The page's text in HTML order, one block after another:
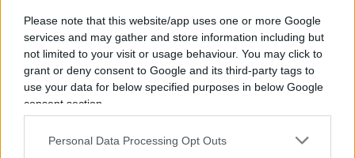
Please note that this website/app uses one or more Google
services and may gather and store information including but
not limited to your visit or usage behaviour. You may click to
grant or deny consent to Google and its third-party tags to
use your data for below specified purposes in below Google
consent section.
Personal Data Processing Opt Outs
Montezemolo che, intervenendo alla
trasmissione televisivaDimartedìsu La7, ha
dichiarato:«Io la vedo come una follia, in un Paese
in cui si continua a parlare di eccessiva
burocrazia, nelle aziende si tagliano livelli
gerarchici per avere meno gente che prende